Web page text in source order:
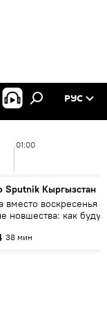
РУС
01:00
Sputnik Кыргызстан
вместо воскресенья и
новшества: как будут
38 мин